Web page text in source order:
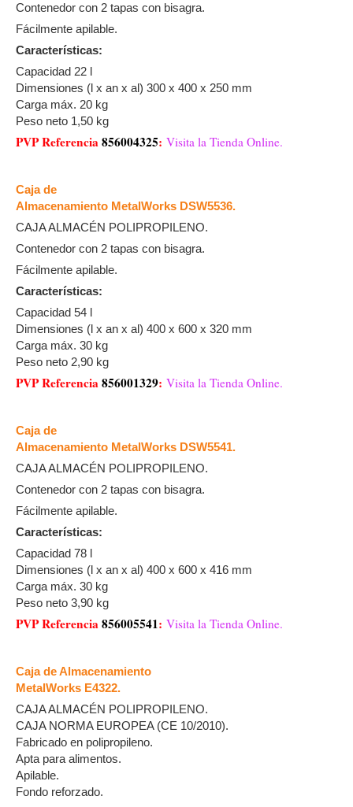
Contenedor con 2 tapas con bisagra.
Fácilmente apilable.
Características:
Capacidad 22 l
Dimensiones (l x an x al) 300 x 400 x 250 mm
Carga máx. 20 kg
Peso neto 1,50 kg
PVP Referencia856004325: Visita la Tienda Online.
Caja de
Almacenamiento MetalWorks DSW5536.
CAJA ALMACÉN POLIPROPILENO.
Contenedor con 2 tapas con bisagra.
Fácilmente apilable.
Características:
Capacidad 54 l
Dimensiones (l x an x al) 400 x 600 x 320 mm
Carga máx. 30 kg
Peso neto 2,90 kg
PVP Referencia856001329: Visita la Tienda Online.
Caja de
Almacenamiento MetalWorks DSW5541.
CAJA ALMACÉN POLIPROPILENO.
Contenedor con 2 tapas con bisagra.
Fácilmente apilable.
Características:
Capacidad 78 l
Dimensiones (l x an x al) 400 x 600 x 416 mm
Carga máx. 30 kg
Peso neto 3,90 kg
PVP Referencia856005541: Visita la Tienda Online.
Caja de Almacenamiento
MetalWorks E4322.
CAJA ALMACÉN POLIPROPILENO.
CAJA NORMA EUROPEA (CE 10/2010).
Fabricado en polipropileno.
Apta para alimentos.
Apilable.
Fondo reforzado.